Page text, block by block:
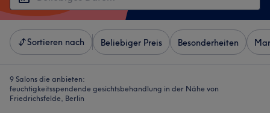
Sortieren nach Beliebiger Preis Besonderheiten
9 Salons die anbieten:
feuchtigkeitsspendende gesichtsbehandlung in der Nähe von
Friedrichsfelde, Berlin